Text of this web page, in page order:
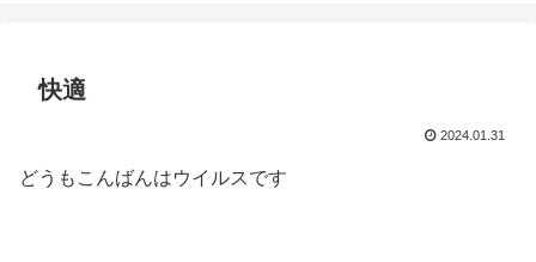
快適
2024.01.31
どうもこんばんはウイルスです